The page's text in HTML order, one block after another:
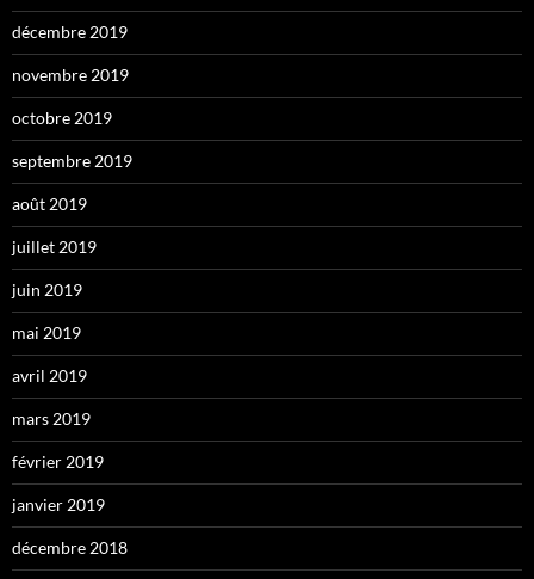
décembre 2019
novembre 2019
octobre 2019
septembre 2019
août 2019
juillet 2019
juin 2019
mai 2019
avril 2019
mars 2019
février 2019
janvier 2019
décembre 2018